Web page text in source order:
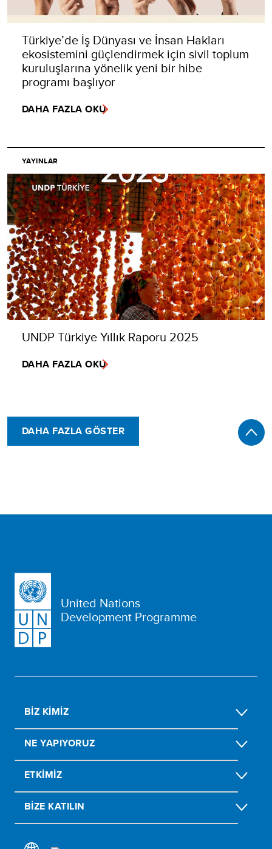
Türkiye’de İş Dünyası ve İnsan Hakları
ekosistemini güçlendirmek için sivil toplum
kuruluşlarına yönelik yeni bir hibe
programı başlıyor
DAHA FAZLA OKU
YAYINLAR
UNDP Türkiye Yıllık Raporu 2025
DAHA FAZLA OKU
DAHA FAZLA GÖSTER
United Nations
Development Programme
BIZ KIMIZ
NE YAPIYORUZ
ETKIMIZ
BIZE KATILIN